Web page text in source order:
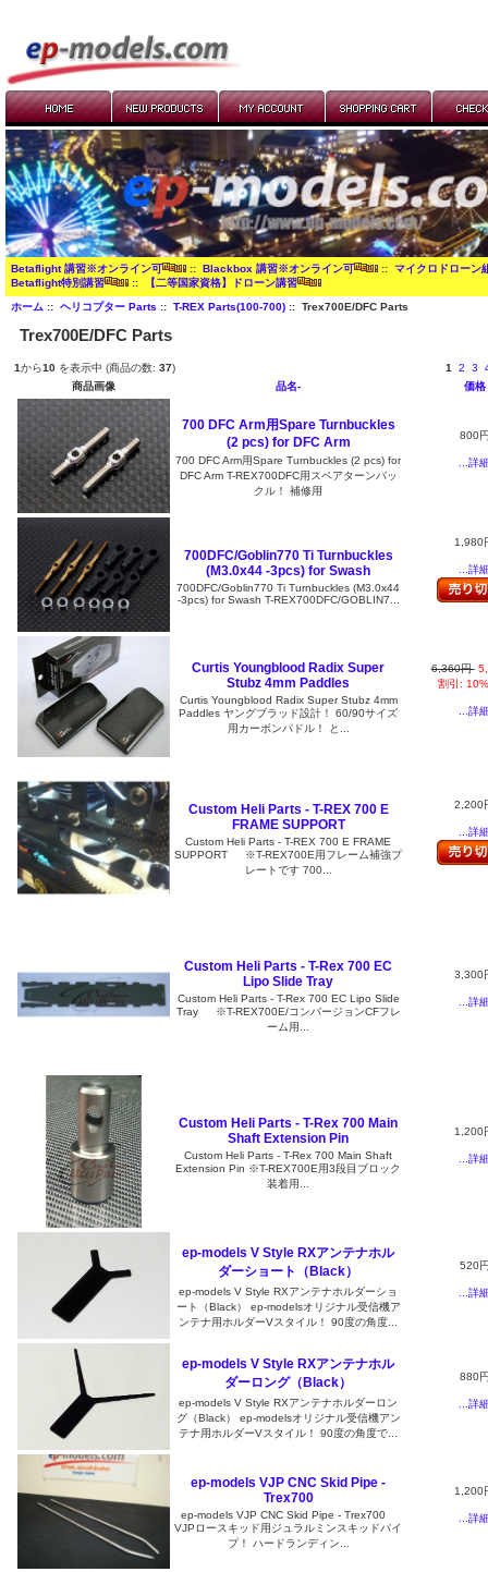
Betaflight 講習※オンライン可 :: Blackbox 講習※オンライン可 :: マイクロドローン
Betaflight特別講習
:: 【二等国家資格】ドローン講習
ホーム:: ヘリコプター Parts :: T-REX Parts(100-700):: Trex700E/DFC Parts
Trex700E/DFC Parts
1から10 を表示中 (商品の数: 37) 1 2 3
商品画像
品名- 価格
700 DFC Arm用Spare Turnbuckles
(2 pcs) for DFC Arm
700 DFC Arm用Spare Turnbuckles (2 pcs) for
DFC Arm T-REX700DFC用スペアターンバッ
クル！ 補修用
800
...詳
700DFC/Goblin770 Ti Turnbuckles
(M3.0x44 -3pcs) for Swash
700DFC/Goblin770 Ti Turnbuckles (M3.0x44
-3pcs) for Swash T-REX700DFC/GOBLIN7...
1,980
...詳
Curtis Youngblood Radix Super
Stubz 4mm Paddles
Curtis Youngblood Radix Super Stubz 4mm
Paddles ヤングブラッド設計！ 60/90サイズ
用カーボンパドル！ と...
6,360円
割引:
...詳
Custom Heli Parts - T-REX 700 E
FRAME SUPPORT
Custom Heli Parts - T-REX 700 E FRAME
SUPPORT ※T-REX700E用フレーム補強プ
レートです 700...
2,200
...詳
Custom Heli Parts - T-Rex 700 EC
Lipo Slide Tray
Custom Heli Parts - T-Rex 700 EC Lipo Slide
Tray ※T-REX700E/コンバージョンCFフレ
ーム用...
3,300
...詳
Custom Heli Parts - T-Rex 700 Main
Shaft Extension Pin
Custom Heli Parts - T-Rex 700 Main Shaft
Extension Pin ※T-REX700E用3段目ブロック
装着用...
1,200
...詳
ep-models V Style RXアンテナホル
ダーショート（Black）
ep-models V Style RXアンテナホルダーショ
ート（Black） ep-modelsオリジナル受信機ア
ンテナ用ホルダーVスタイル！ 90度の角度...
520
...詳
ep-models V Style RXアンテナホル
ダーロング（Black）
ep-models V Style RXアンテナホルダーロン
グ（Black） ep-modelsオリジナル受信機アン
テナ用ホルダーVスタイル！ 90度の角度で...
880
...詳
ep-models VJP CNC Skid Pipe -
Trex700
ep-models VJP CNC Skid Pipe - Trex700
VJPロースキッド用ジュラルミンスキッドパイ
プ！ ハードランディン...
1,200
...詳